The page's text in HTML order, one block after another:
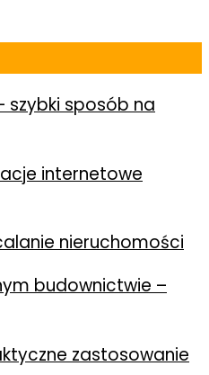
szybki sposób na
internetowe
nieruchomości
budownictwie –
zastosowanie